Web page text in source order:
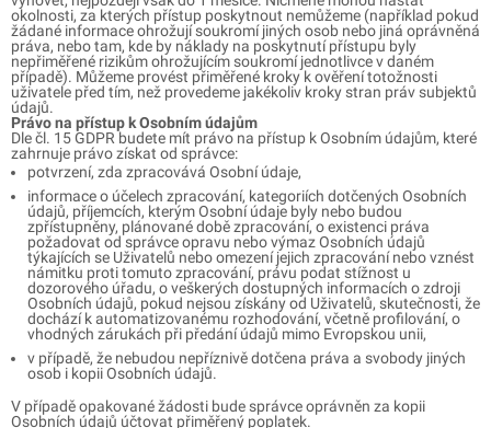
okolnosti, za kterých přístup poskytnout nemůžeme (například pokud
žádané informace ohrožují soukromí jiných osob nebo jiná oprávněná
práva, nebo tam, kde by náklady na poskytnutí přístupu byly
nepřiměřené rizikům ohrožujícím soukromí jednotlivce v daném
případě). Můžeme provést přiměřené kroky k ověření totožnosti
uživatele před tím, než provedeme jakékoliv kroky stran práv subjektů
údajů.
Právo na přístup k Osobním údajům
Dle čl. 15 GDPR budete mít právo na přístup k Osobním údajům, které
zahrnuje právo získat od správce:
potvrzení, zda zpracovává Osobní údaje,
informace o účelech zpracování, kategoriích dotčených Osobních
údajů, příjemcích, kterým Osobní údaje byly nebo budou
zpřístupněny, plánované době zpracování, o existenci práva
požadovat od správce opravu nebo výmaz Osobních údajů
týkajících se Uživatelů nebo omezení jejich zpracování nebo vznést
námitku proti tomuto zpracování, právu podat stížnost u
dozorového úřadu, o veškerých dostupných informacích o zdroji
Osobních údajů, pokud nejsou získány od Uživatelů, skutečnosti, že
dochází k automatizovanému rozhodování, včetně profilování, o
vhodných zárukách při předání údajů mimo Evropskou unii,
v případě, že nebudou nepříznivě dotčena práva a svobody jiných
osob i kopii Osobních údajů.
V případě opakované žádosti bude správce oprávněn za kopii
Osobních údajů účtovat přiměřený poplatek.